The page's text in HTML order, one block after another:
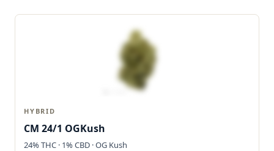
HYBRID
CM 24/1 OGKush
24% THC · 1% CBD · OG Kush